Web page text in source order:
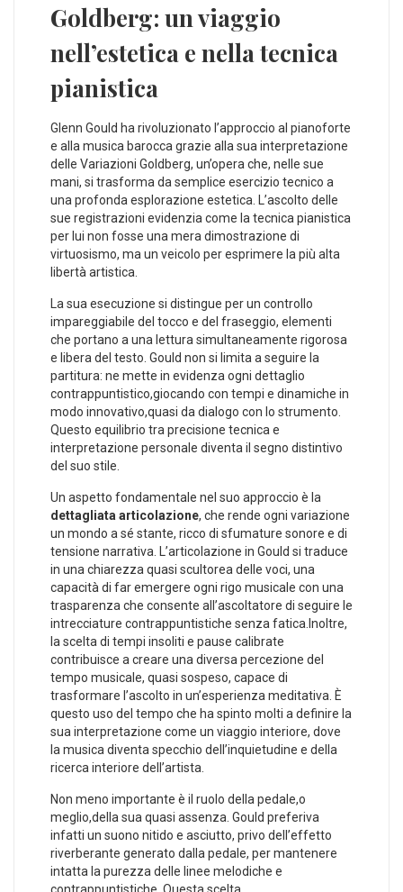
Goldberg: un viaggio
nell’estetica​ e nella tecnica
pianistica
Glenn Gould ha​ rivoluzionato l’approccio al pianoforte
e⁢ alla musica barocca grazie alla ⁢sua interpretazione
delle Variazioni Goldberg, un’opera che, nelle​ sue
mani, si trasforma da‍ semplice ​esercizio tecnico a
una profonda⁤ esplorazione estetica. L’ascolto delle
sue registrazioni evidenzia come ‌la tecnica pianistica
per⁢ lui non fosse una mera dimostrazione di
virtuosismo, ma un veicolo per esprimere la più alta
libertà artistica.
La sua esecuzione si distingue per un⁣ controllo
impareggiabile del ​tocco e‍ del fraseggio, elementi
che portano a​ una ⁣lettura simultaneamente‌ rigorosa
e libera del testo. Gould non si limita a seguire la
partitura: ne mette in evidenza ogni dettaglio
contrappuntistico,giocando con tempi e dinamiche in
modo innovativo,quasi da dialogo con​ lo strumento.
Questo equilibrio tra precisione tecnica ⁢e ​
interpretazione personale diventa il segno distintivo⁤
del suo stile.
Un aspetto fondamentale ⁤nel suo approccio è la
dettagliata articolazione,​ che rende ogni variazione
un mondo a sé stante, ⁤ricco di sfumature sonore e di
tensione narrativa. L’articolazione in Gould si traduce
in una chiarezza quasi scultorea delle voci, una
capacità di far emergere ogni rigo musicale con una
‌trasparenza che ‍consente all’ascoltatore di seguire le
intrecciature contrappuntistiche senza ​fatica.Inoltre,
la scelta di tempi insoliti e pause ​calibrate
contribuisce a ⁤creare una diversa percezione​ del
tempo musicale,⁣ quasi ⁤sospeso, capace di
trasformare l’ascolto in un’esperienza meditativa. È
questo uso del​ tempo che ha spinto molti a definire la
sua interpretazione come un viaggio interiore, ‌dove
la musica ⁢diventa specchio dell’inquietudine e della
ricerca interiore dell’artista.
Non meno importante è il ruolo della⁢ pedale,o
meglio,della sua quasi assenza. ⁣Gould preferiva
infatti un suono nitido e asciutto, privo dell’effetto
riverberante generato dalla pedale, per mantenere⁣
intatta la purezza delle linee melodiche e⁤